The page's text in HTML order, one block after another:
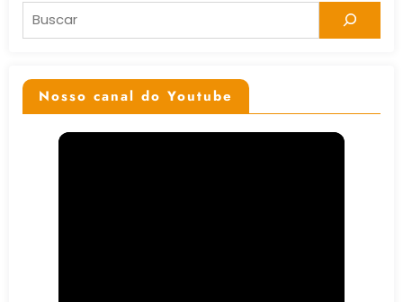
Pesquisar
Nosso canal do Youtube